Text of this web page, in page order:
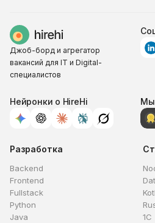
Джоб-борд и агрегатор
вакансий для IT и Digital-
специалистов
Нейронки о HireHi Мы
Разработка
Backend
Frontend
Fullstack
Python
Java
1C